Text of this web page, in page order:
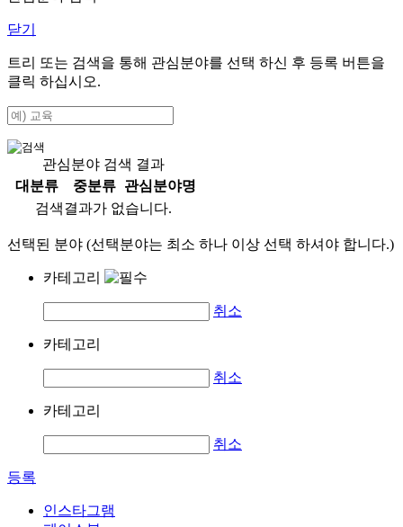
닫기
트리 또는 검색을 통해 관심분야를 선택 하신 후 등록 버튼을
클릭 하십시오.
관심분야 검색 결과
대분류
중분류
관심분야명
검색결과가 없습니다.
선택된 분야 (선택분야는 최소 하나 이상 선택 하셔야 합니다.)
카테고리
취소
카테고리
취소
카테고리
취소
등록
인스타그램